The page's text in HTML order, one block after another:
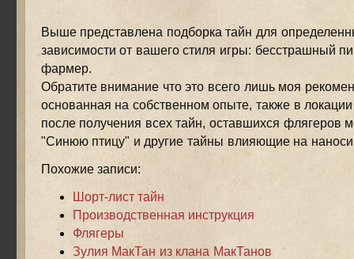
Выше представлена подборка тайн для
зависимости от вашего стиля игры: бесстрашный
фармер.
Обратите внимание что это всего лишь моя
основанная на собственном опыте, также в
после получения всех тайн, оставшихся флягеров
"Синюю птицу" и другие тайны влияющие на
Похожие записи:
Шорт-лист тайн
Производственная инструкция
Флягеры
Зулия МакТан из клана МакТанов